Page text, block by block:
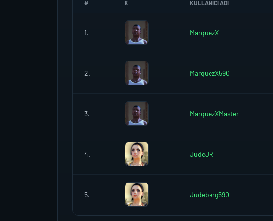
# K KULLANICI ADI
1. MarquezX
2. MarquezX590
3. MarquezXMaster
4. JudeJR
5. Judeberg590